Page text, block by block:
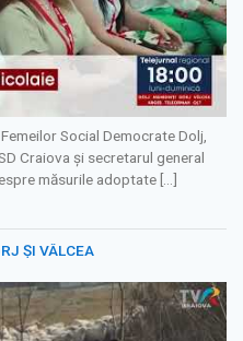
Social Democrate Dolj,
Craiova și secretarul general
măsurile adoptate […]
ȘI VÂLCEA